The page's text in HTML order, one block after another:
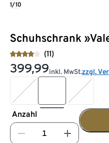
Schuhschrank
(11)
399,99inkl. MwSt.zzgl.
Anzahl
1/10